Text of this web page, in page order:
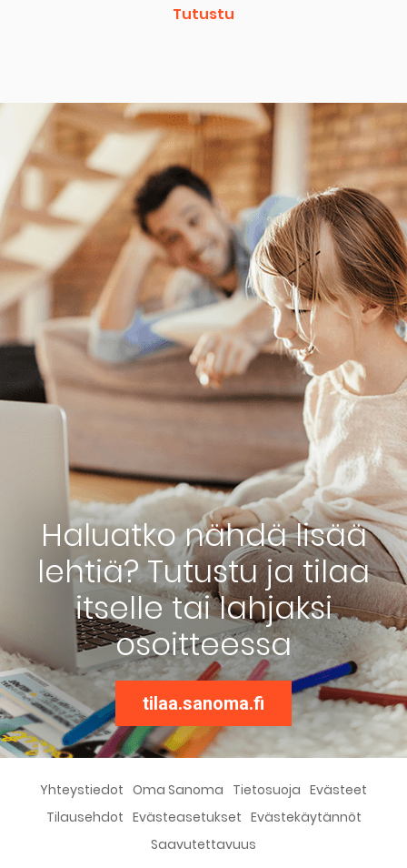
Tutustu
Haluatko nähdä lisää
lehtiä? Tutustu ja tilaa
itselle tai lahjaksi
osoitteessa
tilaa.sanoma.fi
Yhteystiedot Oma Sanoma Tietosuoja Evästeet
Tilausehdot Evästeasetukset Evästekäytännöt
Saavutettavuus